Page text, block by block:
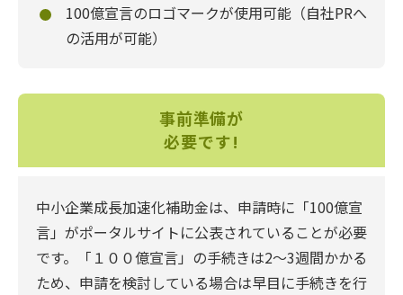
100億宣言のロゴマークが使用可能（自社PRへ
の活用が可能）
事前準備が
必要です!
中小企業成長加速化補助金は、申請時に「100億宣
言」がポータルサイトに公表されていることが必要
です。「１００億宣言」の手続きは2〜3週間かかる
ため、申請を検討している場合は早目に手続きを行